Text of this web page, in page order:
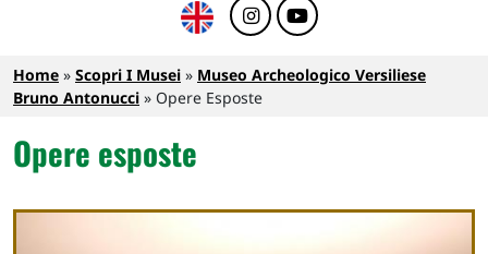
Briciole di pane
Home Scopri I Musei
Museo Archeologico Versiliese
Bruno Antonucci
Opere Esposte
Opere esposte